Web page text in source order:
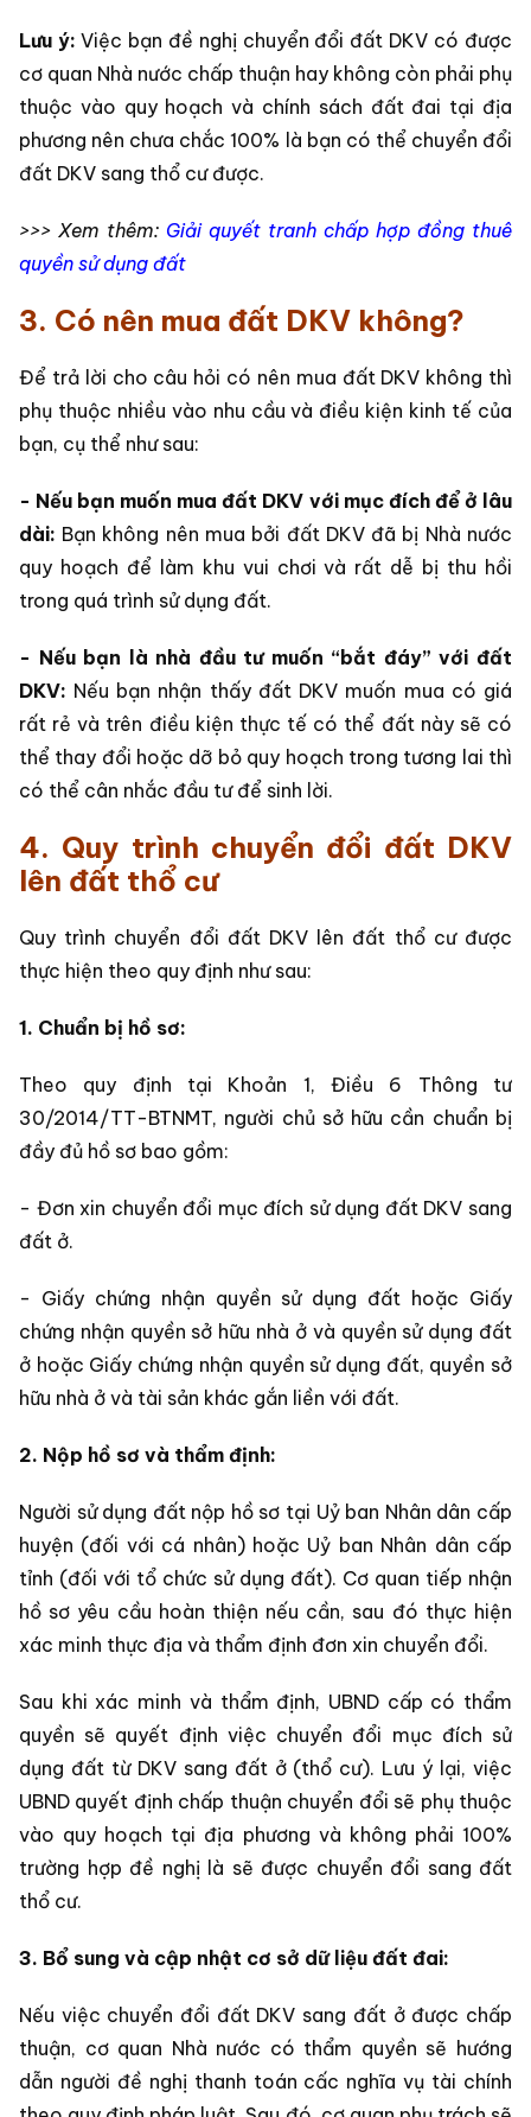
Lưu ý: Việc bạn đề nghị chuyển đổi đất DKV có được
cơ quan Nhà nước chấp thuận hay không còn phải phụ
thuộc vào quy hoạch và chính sách đất đai tại địa
phương nên chưa chắc 100% là bạn có thể chuyển đổi
đất DKV sang thổ cư được.
>>> Xem thêm: Giải quyết tranh chấp hợp đồng thuê
quyền sử dụng đất
3. Có nên mua đất DKV không?
Để trả lời cho câu hỏi có nên mua đất DKV không thì
phụ thuộc nhiều vào nhu cầu và điều kiện kinh tế của
bạn, cụ thể như sau:
- Nếu bạn muốn mua đất DKV với mục đích để ở lâu
dài: Bạn không nên mua bởi đất DKV đã bị Nhà nước
quy hoạch để làm khu vui chơi và rất dễ bị thu hồi
trong quá trình sử dụng đất.
- Nếu bạn là nhà đầu tư muốn “bắt đáy” với đất
DKV: Nếu bạn nhận thấy đất DKV muốn mua có giá
rất rẻ và trên điều kiện thực tế có thể đất này sẽ có
thể thay đổi hoặc dỡ bỏ quy hoạch trong tương lai thì
có thể cân nhắc đầu tư để sinh lời.
4. Quy trình chuyển đổi đất DKV
lên đất thổ cư
Quy trình chuyển đổi đất DKV lên đất thổ cư được
thực hiện theo quy định như sau:
1. Chuẩn bị hồ sơ:
Theo quy định tại Khoản 1, Điều 6 Thông tư
30/2014/TT-BTNMT, người chủ sở hữu cần chuẩn bị
đầy đủ hồ sơ bao gồm:
- Đơn xin chuyển đổi mục đích sử dụng đất DKV sang
đất ở.
- Giấy chứng nhận quyền sử dụng đất hoặc Giấy
chứng nhận quyền sở hữu nhà ở và quyền sử dụng đất
ở hoặc Giấy chứng nhận quyền sử dụng đất, quyền sở
hữu nhà ở và tài sản khác gắn liền với đất.
2. Nộp hồ sơ và thẩm định:
Người sử dụng đất nộp hồ sơ tại Uỷ ban Nhân dân cấp
huyện (đối với cá nhân) hoặc Uỷ ban Nhân dân cấp
tỉnh (đối với tổ chức sử dụng đất). Cơ quan tiếp nhận
hồ sơ yêu cầu hoàn thiện nếu cần, sau đó thực hiện
xác minh thực địa và thẩm định đơn xin chuyển đổi.
Sau khi xác minh và thẩm định, UBND cấp có thẩm
quyền sẽ quyết định việc chuyển đổi mục đích sử
dụng đất từ DKV sang đất ở (thổ cư). Lưu ý lại, việc
UBND quyết định chấp thuận chuyển đổi sẽ phụ thuộc
vào quy hoạch tại địa phương và không phải 100%
trường hợp đề nghị là sẽ được chuyển đổi sang đất
thổ cư.
3. Bổ sung và cập nhật cơ sở dữ liệu đất đai:
Nếu việc chuyển đổi đất DKV sang đất ở được chấp
thuận, cơ quan Nhà nước có thẩm quyền sẽ hướng
dẫn người đề nghị thanh toán cấc nghĩa vụ tài chính